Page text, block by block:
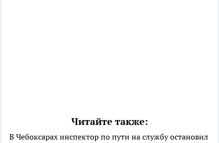
Читайте также:
В Чебоксарах инспектор по пути на службу остановил